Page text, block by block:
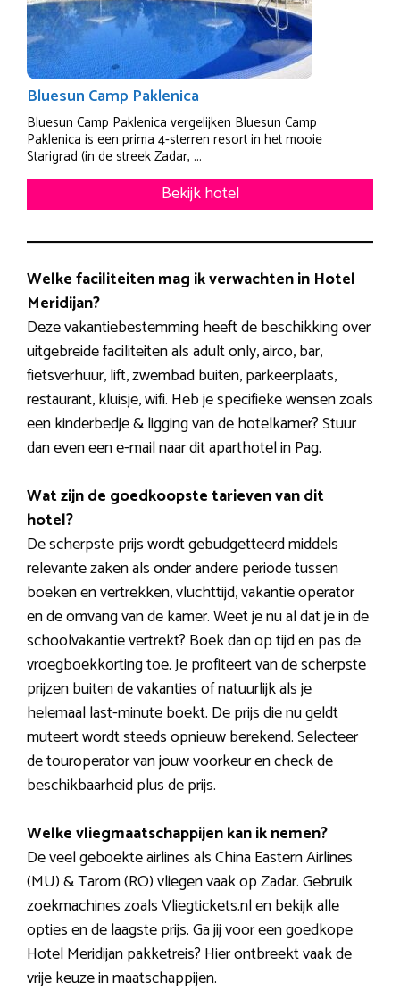
Bluesun Camp Paklenica
Bluesun Camp Paklenica vergelijken Bluesun Camp
Paklenica is een prima 4-sterren resort in het mooie
Starigrad (in de streek Zadar, ...
Bekijk hotel
Welke faciliteiten mag ik verwachten in Hotel
Meridijan?
Deze vakantiebestemming heeft de beschikking over
uitgebreide faciliteiten als adult only, airco, bar,
fietsverhuur, lift, zwembad buiten, parkeerplaats,
restaurant, kluisje, wifi. Heb je specifieke wensen zoals
een kinderbedje & ligging van de hotelkamer? Stuur
dan even een e-mail naar dit aparthotel in Pag.
Wat zijn de goedkoopste tarieven van dit
hotel?
De scherpste prijs wordt gebudgetteerd middels
relevante zaken als onder andere periode tussen
boeken en vertrekken, vluchttijd, vakantie operator
en de omvang van de kamer. Weet je nu al dat je in de
schoolvakantie vertrekt? Boek dan op tijd en pas de
vroegboekkorting toe. Je profiteert van de scherpste
prijzen buiten de vakanties of natuurlijk als je
helemaal last-minute boekt. De prijs die nu geldt
muteert wordt steeds opnieuw berekend. Selecteer
de touroperator van jouw voorkeur en check de
beschikbaarheid plus de prijs.
Welke vliegmaatschappijen kan ik nemen?
De veel geboekte airlines als China Eastern Airlines
(MU) & Tarom (RO) vliegen vaak op Zadar. Gebruik
zoekmachines zoals Vliegtickets.nl en bekijk alle
opties en de laagste prijs. Ga jij voor een goedkope
Hotel Meridijan pakketreis? Hier ontbreekt vaak de
vrije keuze in maatschappijen.